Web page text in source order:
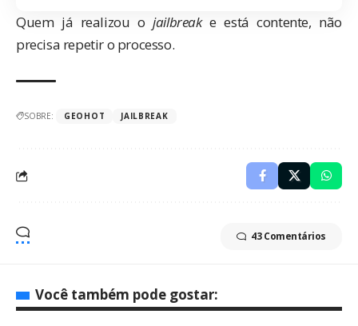
Quem já realizou ojailbreake está contente, não
precisa repetir o processo.
SOBRE: GEOHOT JAILBREAK
43 Comentários
Você também pode gostar: